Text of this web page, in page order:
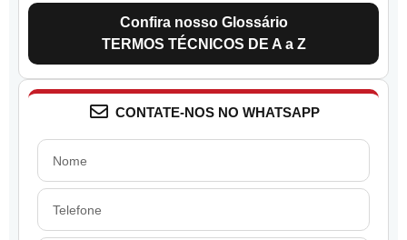
Confira nosso Glossário
TERMOS TÉCNICOS DE A a Z
CONTATE-NOS NO WHATSAPP